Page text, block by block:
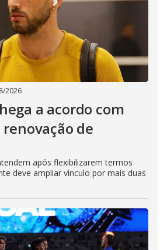
2026
a acordo com
de
após flexibilizarem termos
deve ampliar vínculo por mais duas